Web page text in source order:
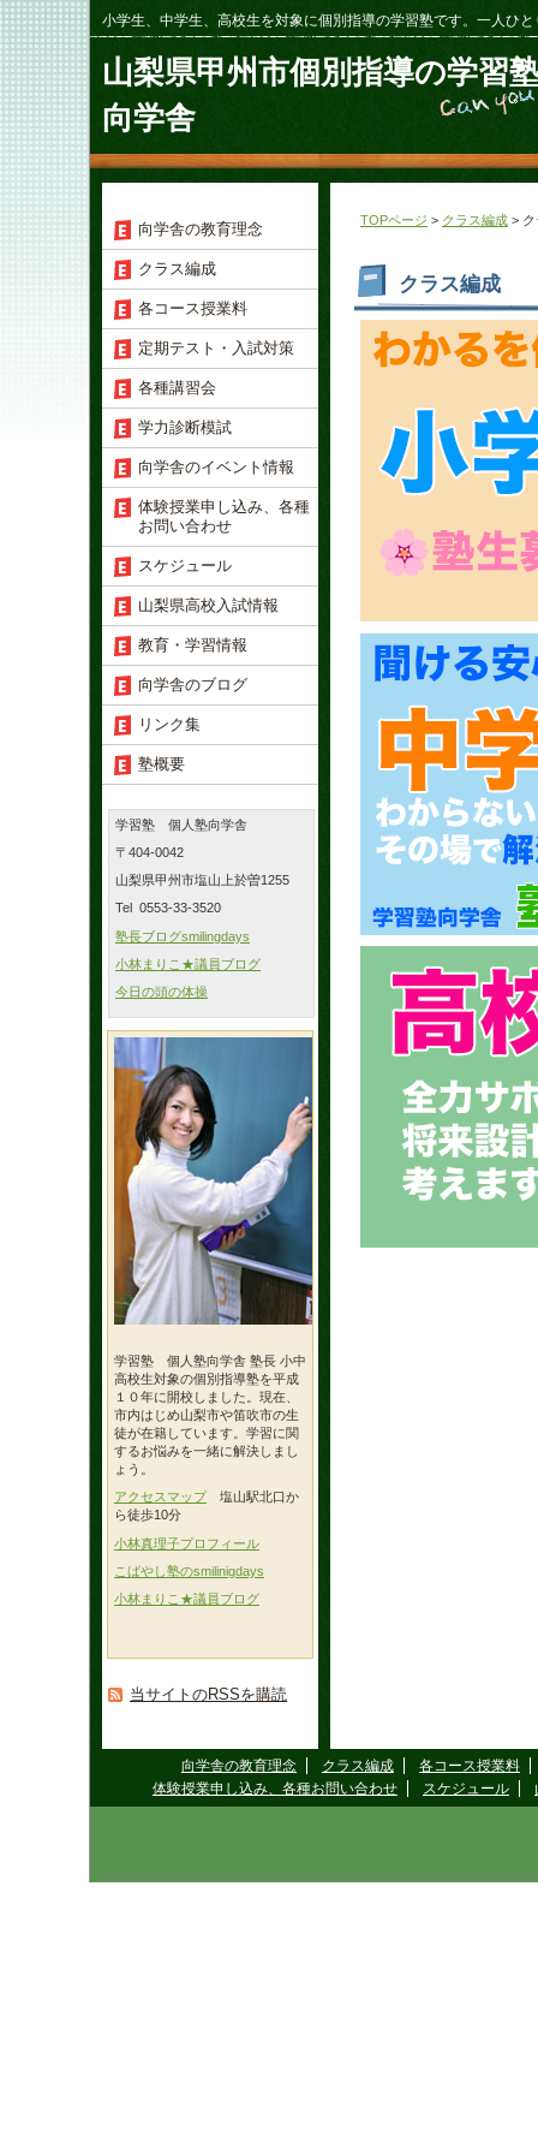
小学生、中学生、高校生を対象に個別指導の学習塾です。一人ひ
山梨県甲州市個別指導の学習
向学舎
TOPページ > クラス編成 >
クラス編成
向学舎の教育理念
クラス編成
各コース授業料
定期テスト・入試対策
各種講習会
学力診断模試
向学舎のイベント情報
体験授業申し込み、各種
お問い合わせ
スケジュール
山梨県高校入試情報
教育・学習情報
向学舎のブログ
リンク集
塾概要
学習塾 個人塾向学舎
〒404-0042
山梨県甲州市塩山上於曽1255
Tel 0553-33-3520
塾長ブログsmilingdays
小林まりこ★議員ブログ
今日の頭の体操
学習塾 個人塾向学舎 塾長 小中
高校生対象の個別指導塾を平成
１０年に開校しました。現在、
市内はじめ山梨市や笛吹市の生
徒が在籍しています。学習に関
するお悩みを一緒に解決しまし
ょう。
アクセスマップ 塩山駅北口か
ら徒歩10分
小林真理子プロフィール
こばやし塾のsmilinigdays
小林まりこ★議員ブログ
当サイトのRSSを購読
向学舎の教育理念 クラス編成
各コース授業料
体験授業申し込み、各種お問い合わせ
スケジュール